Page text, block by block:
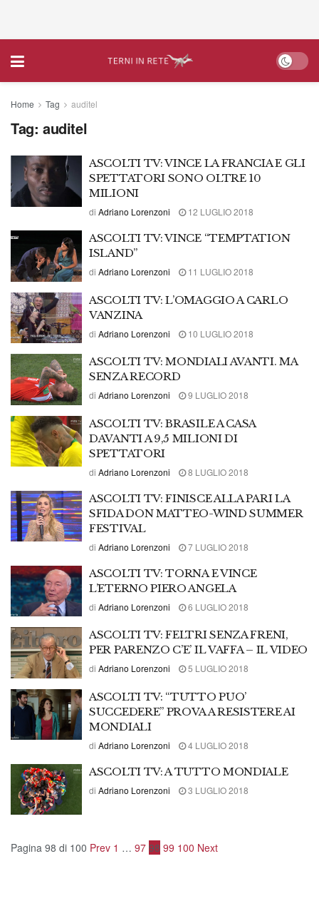
Home Tag auditel
Tag: auditel
ASCOLTI TV: VINCE LA FRANCIA E GLI
SPETTATORI SONO OLTRE 10
MILIONI
di Adriano Lorenzoni 12 LUGLIO 2018
ASCOLTI TV: VINCE “TEMPTATION
ISLAND”
di Adriano Lorenzoni 11 LUGLIO 2018
ASCOLTI TV: L’OMAGGIO A CARLO
VANZINA
di Adriano Lorenzoni 10 LUGLIO 2018
ASCOLTI TV: MONDIALI AVANTI. MA
SENZA RECORD
di Adriano Lorenzoni 9 LUGLIO 2018
ASCOLTI TV: BRASILE A CASA
DAVANTI A 9,5 MILIONI DI
SPETTATORI
di Adriano Lorenzoni 8 LUGLIO 2018
ASCOLTI TV: FINISCE ALLA PARI LA
SFIDA DON MATTEO-WIND SUMMER
FESTIVAL
di Adriano Lorenzoni 7 LUGLIO 2018
ASCOLTI TV: TORNA E VINCE
L’ETERNO PIERO ANGELA
di Adriano Lorenzoni 6 LUGLIO 2018
ASCOLTI TV: FELTRI SENZA FRENI,
PER PARENZO C’E’ IL VAFFA – IL VIDEO
di Adriano Lorenzoni 5 LUGLIO 2018
ASCOLTI TV: “TUTTO PUO’
SUCCEDERE” PROVA A RESISTERE AI
MONDIALI
di Adriano Lorenzoni 4 LUGLIO 2018
ASCOLTI TV: A TUTTO MONDIALE
di Adriano Lorenzoni 3 LUGLIO 2018
Pagina 98 di 100 Prev 1 … 97 98 99 100 Next